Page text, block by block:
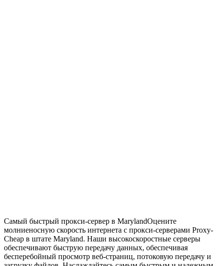
Самый быстрый прокси-сервер в MarylandОцените
молниеносную скорость интернета с прокси-серверами Proxy-
Cheap в штате Maryland. Наши высокоскоростные серверы
обеспечивают быструю передачу данных, обеспечивая
бесперебойный просмотр веб-страниц, потоковую передачу и